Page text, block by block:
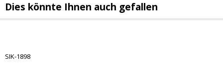
Dies könnte Ihnen auch gefallen
SIK-1898